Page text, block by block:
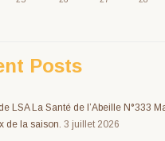
Posts
LSA La Santé de l’Abeille N°333
de la saison. 3 juillet 2026